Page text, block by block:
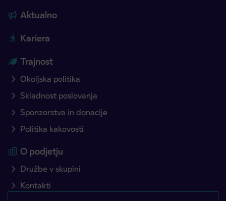
Aktualno
Kariera
Trajnost
Okoljska politika
Skladnost poslovanja
Sponzorstva in donacije
Politika kakovosti
O podjetju
Družbe v skupini
Kontakti